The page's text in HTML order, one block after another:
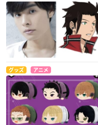
グッズ アニメ